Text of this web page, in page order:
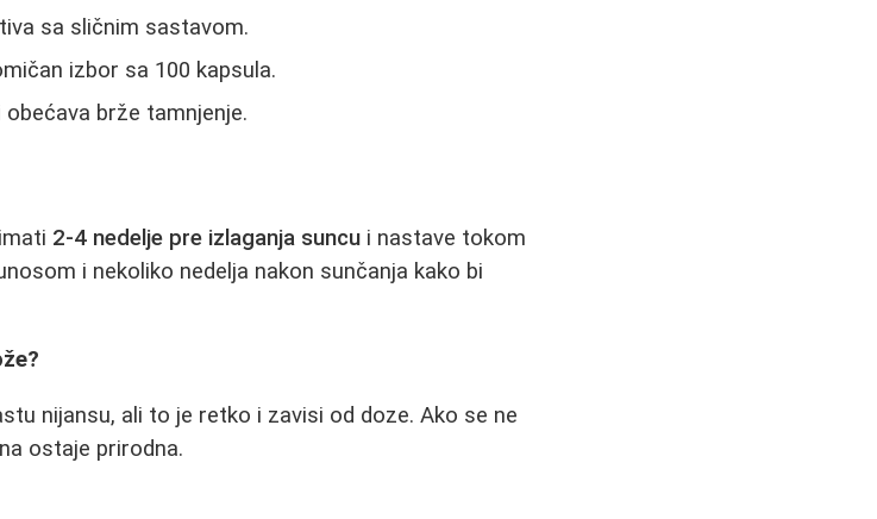
sa sličnim sastavom.
izbor sa 100 kapsula.
brže tamnjenje.
2-4 nedelje pre izlaganja suncu i nastave tokom
i nekoliko nedelja nakon sunčanja kako bi
nijansu, ali to je retko i zavisi od doze. Ako se ne
ostaje prirodna.